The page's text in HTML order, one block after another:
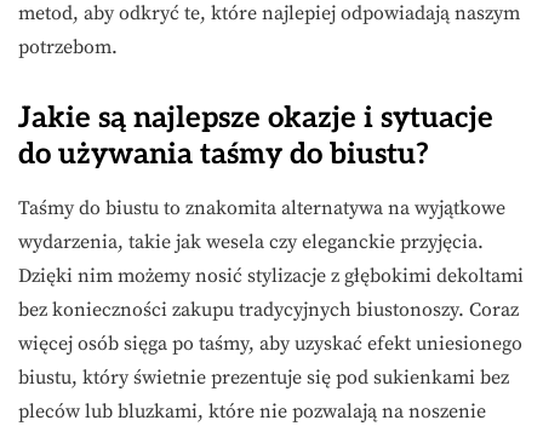
metod, aby odkryć te, które najlepiej odpowiadają naszym
potrzebom.
Jakie są najlepsze okazje i sytuacje
do używania taśmy do biustu?
Taśmy do biustu to znakomita alternatywa na wyjątkowe
wydarzenia, takie jak wesela czy eleganckie przyjęcia.
Dzięki nim możemy nosić stylizacje z głębokimi dekoltami
bez konieczności zakupu tradycyjnych biustonoszy. Coraz
więcej osób sięga po taśmy, aby uzyskać efekt uniesionego
biustu, który świetnie prezentuje się pod sukienkami bez
pleców lub bluzkami, które nie pozwalają na noszenie